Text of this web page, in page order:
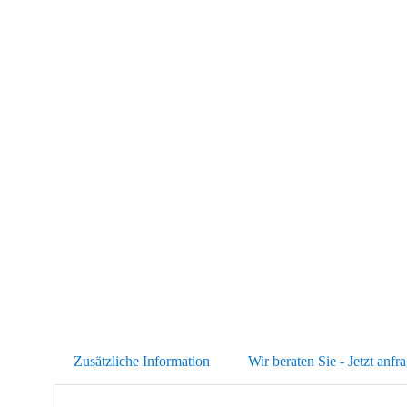
Zusätzliche Information Wir beraten Sie - Jetzt